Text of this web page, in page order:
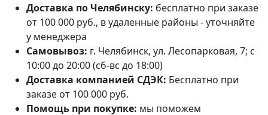
Доставка по Челябинску: бесплатно при заказе
от 100 000 руб., в удаленные районы - уточняйте
у менеджера
Самовывоз: г. Челябинск, ул. Лесопарковая, 7; с
10:00 до 20:00 (сб-вс до 18:00)
Доставка компанией СДЭК: Бесплатно при
заказе от 100 000 руб.
Помощь при покупке: мы поможем